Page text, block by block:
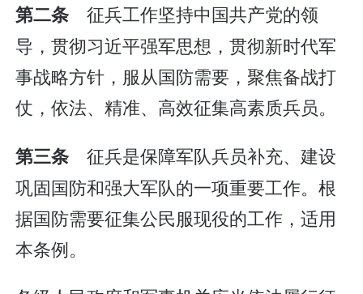
第二条 征兵工作坚持中国共产党的领
导，贯彻习近平强军思想，贯彻新时代军
事战略方针，服从国防需要，聚焦备战打
仗，依法、精准、高效征集高素质兵员。
第三条 征兵是保障军队兵员补充、建设
巩固国防和强大军队的一项重要工作。根
据国防需要征集公民服现役的工作，适用
本条例。